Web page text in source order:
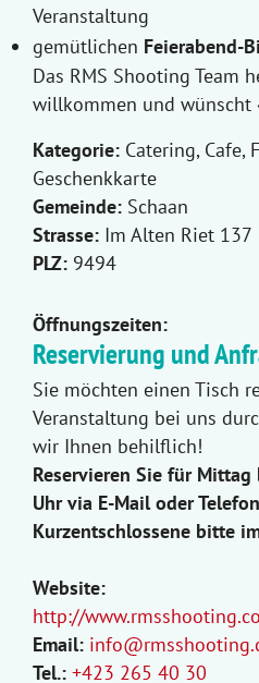
Veranstaltung
gemütlichen Feierabend-
Das RMS Shooting Team
willkommen und wünscht
Kategorie: Catering, Cafe,
Geschenkkarte
Gemeinde: Schaan
Strasse: Im Alten Riet 137
PLZ: 9494
Öffnungszeiten:
Reservierung und
Sie möchten einen Tisch
Veranstaltung bei uns
wir Ihnen behilflich!
Reservieren Sie für
Uhr via E‑Mail oder
Kurzentschlossene bitte
Website:
http://
Email:
Tel.: +423 265 40 30